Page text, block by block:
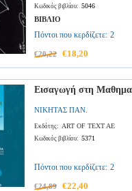
Κωδικός βιβλίου: 5046
ΒΙΒΛΙΟ
Πόντοι που κερδίζετε: 2
€20,22 €18,20
Εισαγωγή στη
ΝΙΚΗΤΑΣ ΠΑΝ.
Εκδότης: ART OF TEXT AE
Κωδικός βιβλίου: 5371
Πόντοι που κερδίζετε: 2
€24,89 €22,40